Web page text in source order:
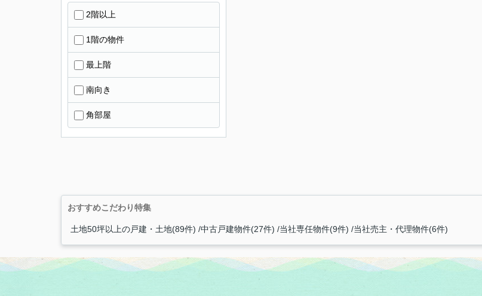
2階以上
1階の物件
最上階
南向き
角部屋
おすすめこだわり特集
土地50坪以上の戸建・土地(89件) 中古戸建物件(27件) 当社専任物件(9件) 当社売主・代理物件(6件)